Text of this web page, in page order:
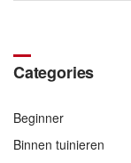
Categories
Beginner
Binnen tuinieren